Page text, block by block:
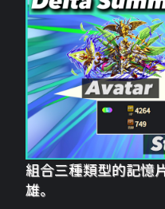
組合三種類型的記憶
雄。